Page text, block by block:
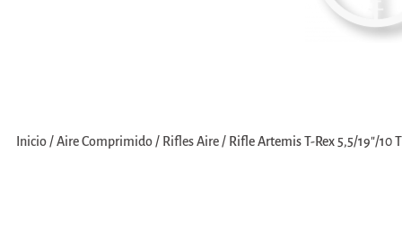
Inicio /Aire Comprimido / Rifles Aire / Rifle Artemis T-Rex 5,5/19″/10